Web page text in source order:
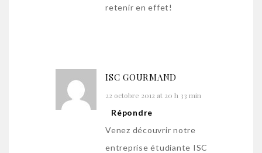
retenir en effet!
ISC GOURMAND
22 octobre 2012 at 20 h 33 min
Répondre
Venez découvrir notre
entreprise étudiante ISC